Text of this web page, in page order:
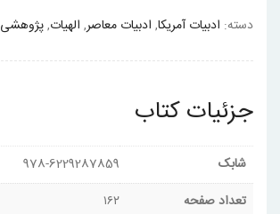
دسته: ادبیات آمریکا, ادبیات معاصر, الهیات,پژوهشی
جزئیات کتاب
شابک
978-6229287859
تعداد صفحه
۱۶۲